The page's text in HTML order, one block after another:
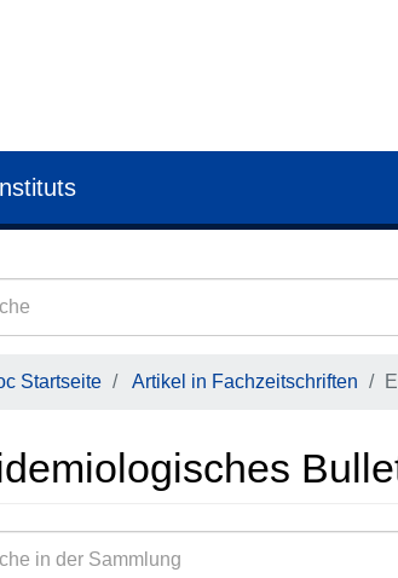
Startseite Artikel in Fachzeitschriften